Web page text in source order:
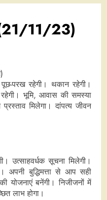
11/23)
परख रहेगी। थकान रहेगी।
रहेगी। भूमि, आवास की समस्या
मिलेगा। दांपत्य जीवन
उत्साहवर्धक सूचना मिलेगी।
अपनी बुद्धिमत्ता से आप सही
योजनाएं बनेंगी। निजीजनों में
लाभ होगा।